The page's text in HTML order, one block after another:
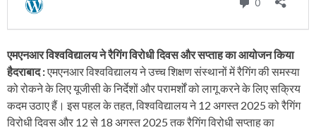
एमएनआर विश्वविद्यालय ने रैगिंग विरोधी दिवस और सप्ताह का आयोजन किया
हैदराबाद :एमएनआर विश्वविद्यालय ने उच्च शिक्षण संस्थानों में रैगिंग की समस्या
को रोकने के लिए यूजीसी के निर्देशों और परामर्शों को लागू करने के लिए सक्रिय
कदम उठाए हैं। इस पहल के तहत, विश्वविद्यालय ने 12 अगस्त 2025 को रैगिंग
विरोधी दिवस और 12 से 18 अगस्त 2025 तक रैगिंग विरोधी सप्ताह का